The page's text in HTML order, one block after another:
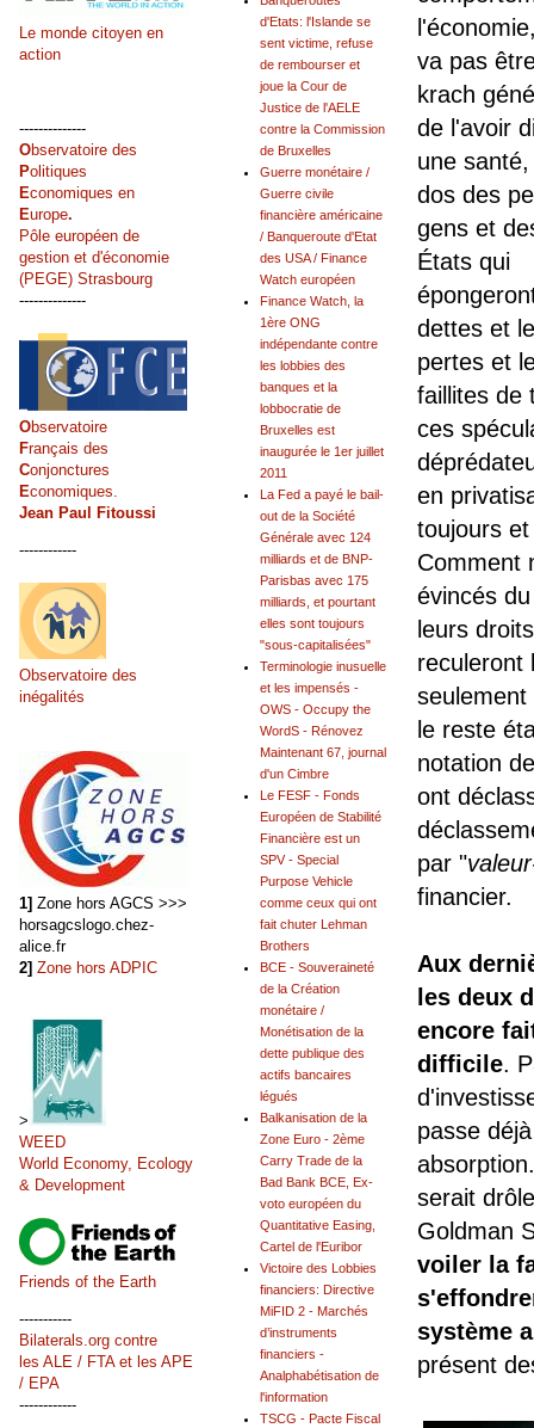
va pas
krach
de l'avoir
une
dos des
gens et
États qui
dettes et
pertes et
faillites de
ces
en
toujours
Comment
évincés
leurs
reculeront
le reste
notation
ont
par "
financier.
Aux
les deux
encore
difficile.
passe
serait
Goldman
voiler la
système
présent
d'Etats: l'Islande se
sent victime, refuse
de rembourser et
joue la Cour de
Justice de l'AELE
contre la Commission
de Bruxelles
Guerre monétaire /
Guerre civile
financière américaine
/ Banqueroute d'Etat
des USA / Finance
Watch européen
Finance Watch, la
1ère ONG
indépendante contre
les lobbies des
banques et la
lobbocratie de
Bruxelles est
inaugurée le 1er juillet
2011
La Fed a payé le bail-
out de la Société
Générale avec 124
milliards et de BNP-
Parisbas avec 175
milliards, et pourtant
elles sont toujours
"sous-capitalisées"
Terminologie inusuelle
et les impensés -
OWS - Occupy the
WordS - Rénovez
Maintenant 67, journal
d'un Cimbre
Le FESF - Fonds
Européen de Stabilité
Financière est un
SPV - Special
Purpose Vehicle
comme ceux qui ont
fait chuter Lehman
Brothers
BCE - Souveraineté
de la Création
monétaire /
Monétisation de la
dette publique des
actifs bancaires
légués
Balkanisation de la
Zone Euro - 2ème
Carry Trade de la
Bad Bank BCE, Ex-
voto européen du
Quantitative Easing,
Cartel de l'Euribor
Victoire des Lobbies
financiers: Directive
MiFID 2 - Marchés
d’instruments
financiers -
Analphabétisation de
l'information
TSCG - Pacte Fiscal
Le monde citoyen en
action
--------------
Observatoire des
Politiques
Economiques en
Europe.
Pôle européen de
gestion et d'économie
(PEGE) Strasbourg
--------------
Observatoire
Français des
Conjonctures
Economiques.
Jean Paul Fitoussi
------------
Observatoire des
inégalités
1] Zone hors AGCS >>>
horsagcslogo.chez-
alice.fr
2] Zone hors ADPIC
>
WEED
World Economy, Ecology
& Development
Friends of the Earth
-----------
Bilaterals.org contre
les ALE / FTA et les APE
/ EPA
------------